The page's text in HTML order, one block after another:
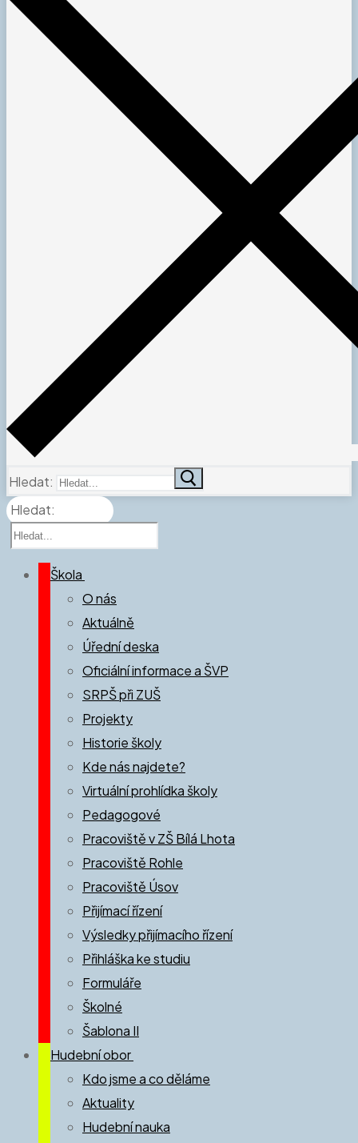
Hledat:
Hledat:
Škola
O nás
Aktuálně
Úřední deska
Oficiální informace a ŠVP
SRPŠ při ZUŠ
Projekty
Historie školy
Kde nás najdete?
Virtuální prohlídka školy
Pedagogové
Pracoviště v ZŠ Bílá Lhota
Pracoviště Rohle
Pracoviště Úsov
Přijímací řízení
Výsledky přijímacího řízení
Přihláška ke studiu
Formuláře
Školné
Šablona II
Hudební obor
Kdo jsme a co děláme
Aktuality
Hudební nauka